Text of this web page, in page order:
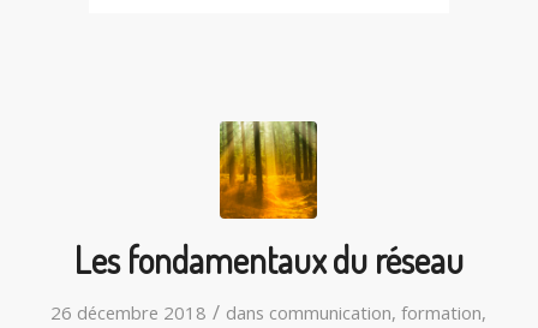
Les fondamentaux du réseau
26 décembre 2018 / dans communication,formation,